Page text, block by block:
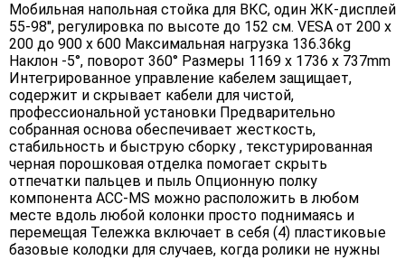
Мобильная напольная стойка для ВКС, один ЖК-дисплей
55-98'', регулировка по высоте до 152 см. VESA от 200 x
200 до 900 х 600 Максимальная нагрузка 136.36kg
Наклон -5°, поворот 360° Размеры 1169 x 1736 x 737mm
Интегрированное управление кабелем защищает,
содержит и скрывает кабели для чистой,
профессиональной установки Предварительно
собранная основа обеспечивает жесткость,
стабильность и быструю сборку , текстурированная
черная порошковая отделка помогает скрыть
отпечатки пальцев и пыль Опционную полку
компонента ACC-MS можно расположить в любом
месте вдоль любой колонки просто поднимаясь и
перемещая Тележка включает в себя (4) пластиковые
базовые колодки для случаев, когда ролики не нужны